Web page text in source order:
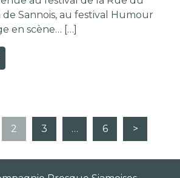
Sannois, au festival Humour
en scène… […]
2 3 … 6 >